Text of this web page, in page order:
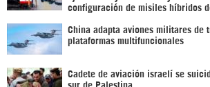
configuración de misiles híbridos
China adapta aviones militares de
plataformas multifuncionales
Cadete de aviación israelí se
sur de Palestina